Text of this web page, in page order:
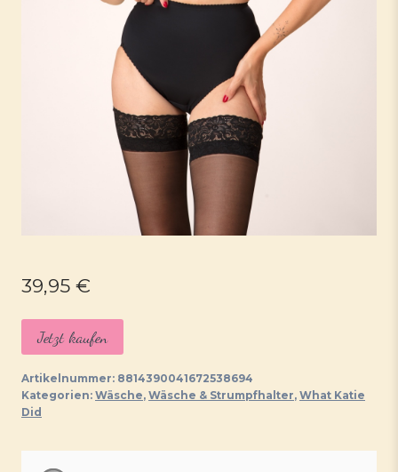
39,95 €
Jetzt kaufen
Artikelnummer: 8814390041672538694
Kategorien: Wäsche, Wäsche & Strumpfhalter, What Katie
Did